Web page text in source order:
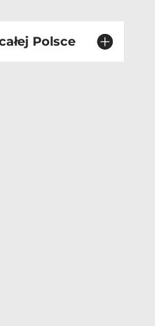
Polsce